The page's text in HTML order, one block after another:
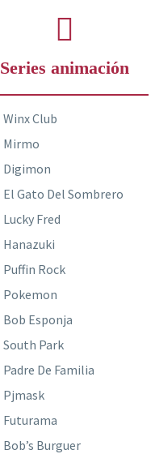
Series animación
Winx Club
Mirmo
Digimon
El Gato Del Sombrero
Lucky Fred
Hanazuki
Puffin Rock
Pokemon
Bob Esponja
South Park
Padre De Familia
Pjmask
Futurama
Bob’s Burguer